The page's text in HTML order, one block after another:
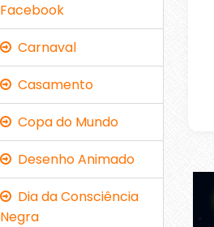
Facebook
Carnaval
Casamento
Copa do Mundo
Desenho Animado
Dia da Consciência
Negra